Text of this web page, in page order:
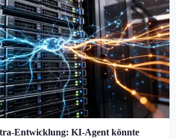
Entwicklung: KI-Agent könnte